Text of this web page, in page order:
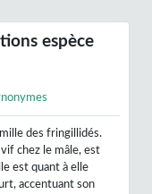
espèce
des fringillidés.
chez le mâle, est
est quant à elle
accentuant son